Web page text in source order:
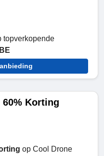
topverkopende
60% Korting
op Cool Drone